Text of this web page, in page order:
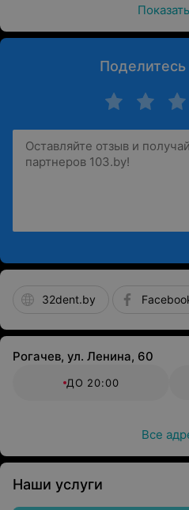
32dent.by
Рогачев, ул. Ленина, 60
ДО 20:00
Все
Наши услуги